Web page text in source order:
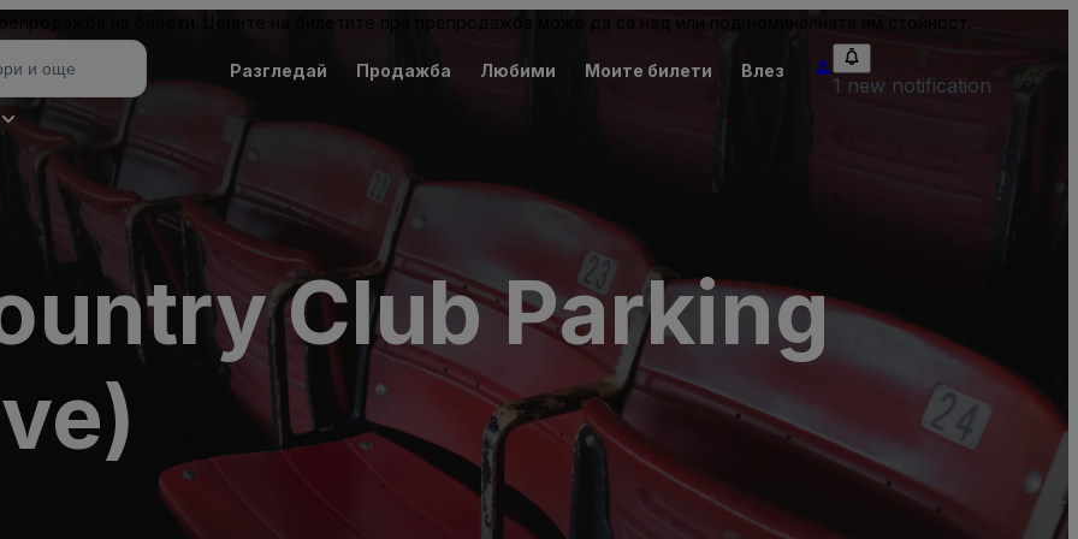
на билети. Цените на билетите при препродажба може да са над или под номиналната им стойност.
Разгледай Продажба Любими Моите билети Влез
1 new notification
Club Parking